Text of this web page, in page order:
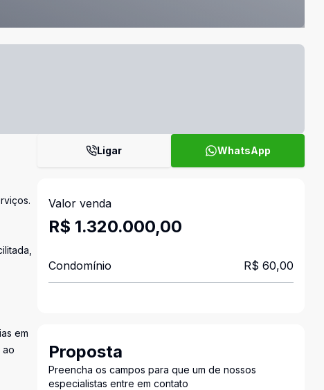
em
ao
Ligar WhatsApp
Valor venda
R$ 1.320.000,00
Condomínio R$ 60,00
Proposta
Preencha os campos para que um de nossos
especialistas entre em contato